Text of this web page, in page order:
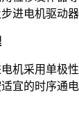
进电机驱动
机采用单极
宜的时序通